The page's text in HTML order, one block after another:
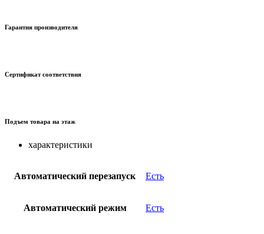
Гарантия производителя
Сертификат соответствия
Подъем товара на этаж
характеристики
Автоматический перезапуск Есть
Автоматический режим Есть